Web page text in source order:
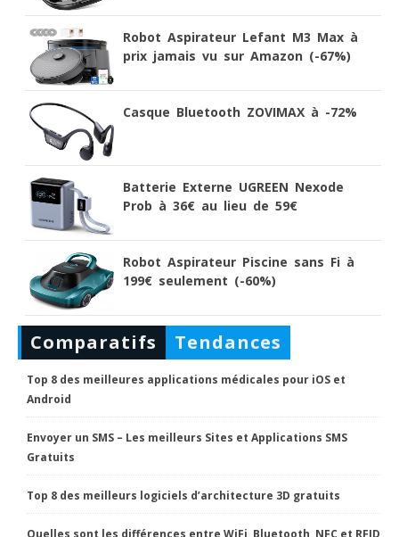
Robot Aspirateur Lefant M3 Max à
prix jamais vu sur Amazon (-67%)
Casque Bluetooth ZOVIMAX à -72%
Batterie Externe UGREEN Nexode
Prob à 36€ au lieu de 59€
Robot Aspirateur Piscine sans Fi à
199€ seulement (-60%)
Comparatifs Tendances
Top 8 des meilleures applications médicales pour iOS et
Android
Envoyer un SMS – Les meilleurs Sites et Applications SMS
Gratuits
Top 8 des meilleurs logiciels d’architecture 3D gratuits